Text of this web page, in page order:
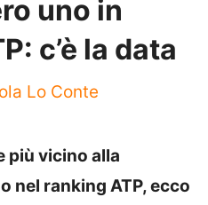
uno in
c’è la data
Lo Conte
più vicino alla
nel ranking ATP, ecco